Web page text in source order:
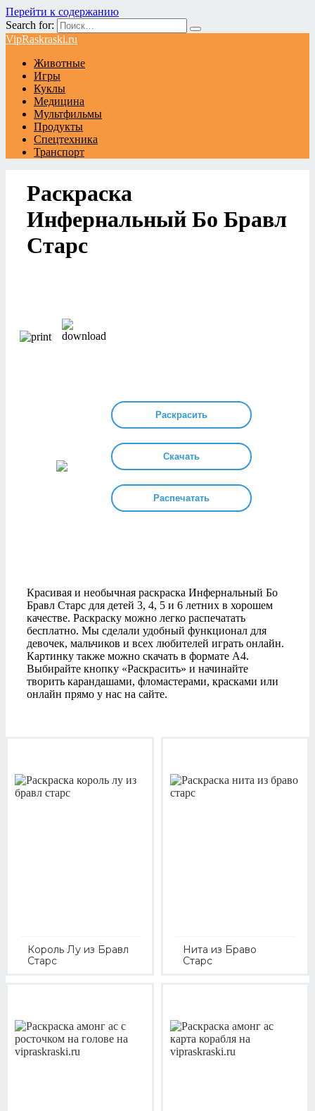
Перейти к содержанию
Search for:
VipRaskraski.ru
Животные
Игры
Куклы
Медицина
Мультфильмы
Продукты
Спецтехника
Транспорт
Раскраска
Инфернальный Бо Бравл
Старс
Раскрасить
Скачать
Распечатать
Красивая и необычная раскраска Инфернальный Бо
Бравл Старс для детей 3, 4, 5 и 6 летних в хорошем
качестве. Раскраску можно легко распечатать
бесплатно. Мы сделали удобный функционал для
девочек, мальчиков и всех любителей играть онлайн.
Картинку также можно скачать в формате А4.
Выбирайте кнопку «Раскрасить» и начинайте
творить карандашами, фломастерами, красками или
онлайн прямо у нас на сайте.
Король Лу из Бравл
Старс
Нита из Браво
Старс